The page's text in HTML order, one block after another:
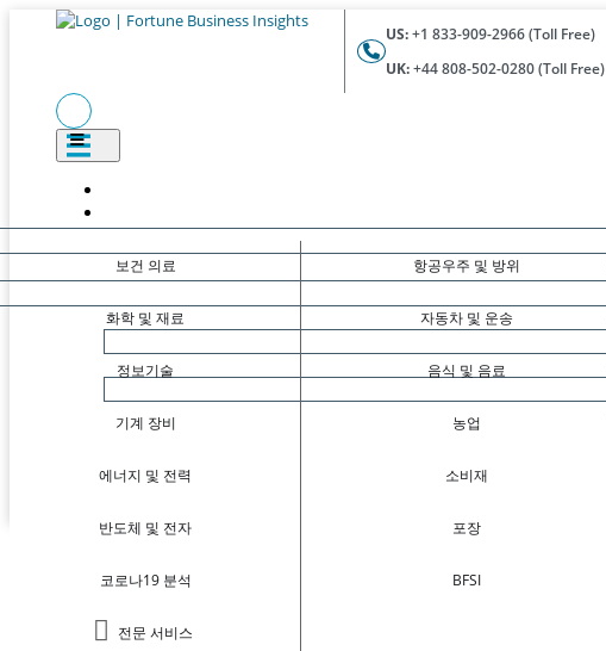
US:+1 833-909-2966 (Toll Free)
UK:+44 808-502-0280 (Toll Free)
보건 의료
화학 및 재료
정보기술
기계 장비
에너지 및 전력
반도체 및 전자
코로나19 분석
전문 서비스
항공우주 및 방위
자동차 및 운송
음식 및 음료
농업
소비재
포장
BFSI